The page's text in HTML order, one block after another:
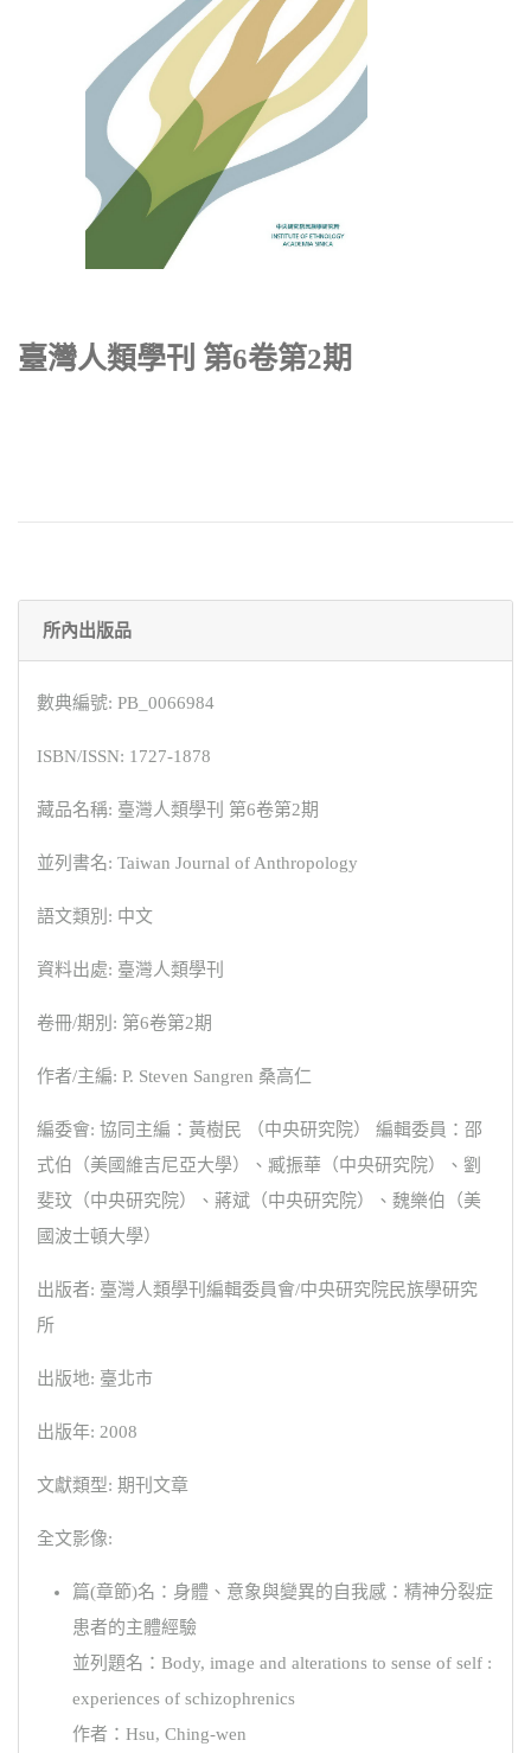
臺灣人類學刊 第6卷第2期
所內出版品
數典編號: PB_0066984
ISBN/ISSN: 1727-1878
藏品名稱: 臺灣人類學刊 第6卷第2期
並列書名: Taiwan Journal of Anthropology
語文類別: 中文
資料出處: 臺灣人類學刊
卷冊/期別: 第6卷第2期
作者/主編: P. Steven Sangren 桑高仁
編委會: 協同主編：黃樹民 （中央研究院） 編輯委員：邵
式伯（美國維吉尼亞大學）、臧振華（中央研究院）、劉
斐玟（中央研究院）、蔣斌（中央研究院）、魏樂伯（美
國波士頓大學）
出版者: 臺灣人類學刊編輯委員會/中央研究院民族學研究
所
出版地: 臺北市
出版年: 2008
文獻類型: 期刊文章
全文影像:
篇(章節)名：身體、意象與變異的自我感：精神分裂症
患者的主體經驗
並列題名：Body, image and alterations to sense of self :
experiences of schizophrenics
作者：Hsu, Ching-wen